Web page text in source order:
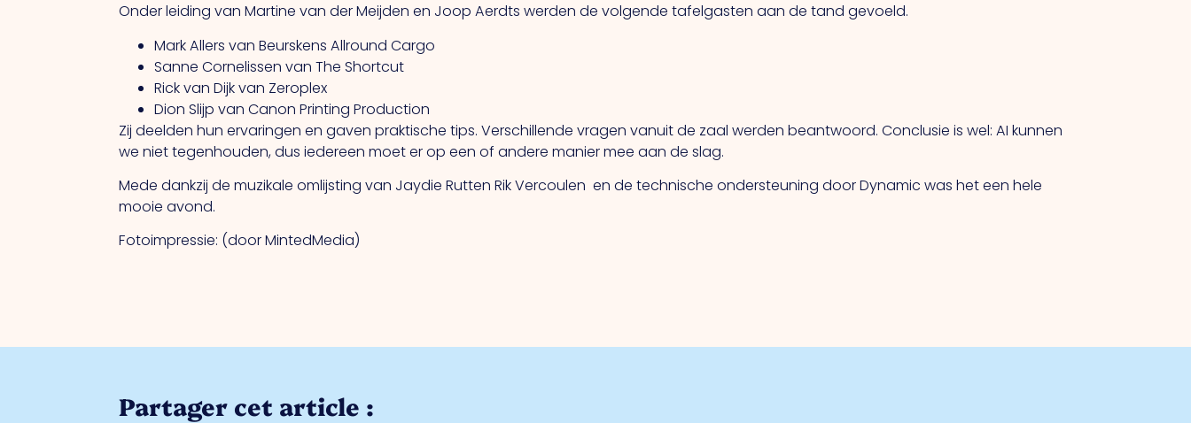
Onder leiding van Martine van der Meijden en Joop Aerdts werden de volgende tafelgasten aan de tand gevoeld.
Mark Allers van Beurskens Allround Cargo
Sanne Cornelissen van The Shortcut
Rick van Dijk van Zeroplex
Dion Slijp van Canon Printing Production
Zij deelden hun ervaringen en gaven praktische tips. Verschillende vragen vanuit de zaal werden beantwoord. Conclusie is wel: AI kunnen
we niet tegenhouden, dus iedereen moet er op een of andere manier mee aan de slag.
Mede dankzij de muzikale omlijsting van Jaydie Rutten Rik Vercoulen en de technische ondersteuning door Dynamic was het een hele
mooie avond.
Fotoimpressie: (door MintedMedia)
Partager cet article :